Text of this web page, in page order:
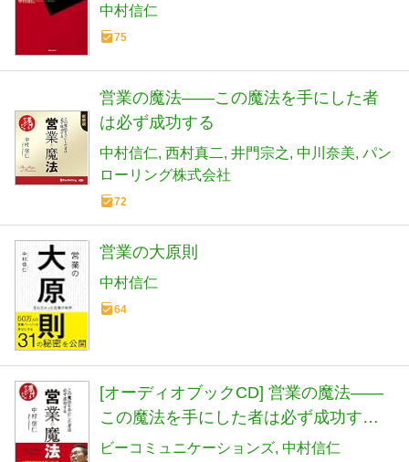
中村信仁
75
営業の魔法――この魔法を手にした者
は必ず成功する
中村信仁 西村真二 井門宗之 中川奈美 パン
ローリング株式会社
72
営業の大原則
中村信仁
64
[オーディオブックCD] 営業の魔法――
この魔法を手にした者は必ず成功する
(<CD>)
ビーコミュニケーションズ 中村信仁